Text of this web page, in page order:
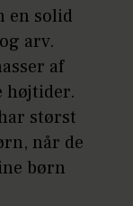
en solid
arv.
af
højtider.
størst
når de
børn